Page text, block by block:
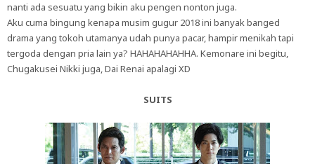
nanti ada sesuatu yang bikin aku pengen nonton juga.
Aku cuma bingung kenapa musim gugur 2018 ini banyak banged
drama yang tokoh utamanya udah punya pacar, hampir menikah tapi
tergoda dengan pria lain ya? HAHAHAHAHHA. Kemonare ini begitu,
Chugakusei Nikki juga, Dai Renai apalagi XD
SUITS